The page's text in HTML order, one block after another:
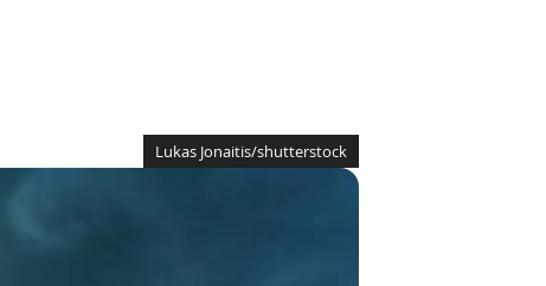
Lukas Jonaitis/shutterstock